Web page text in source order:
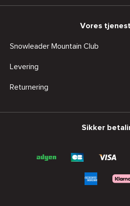
Vores
Snowleader Mountain Club
Levering
Returnering
Sikker